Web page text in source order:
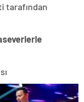
tarafından